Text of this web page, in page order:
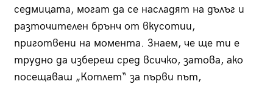
седмицата, могат да се насладят на дълъг и
разточителен брънч от вкусотии,
приготвени на момента. Знаем, че ще ти е
трудно да избереш сред всичко, затова, ако
посещаваш „Котлет“ за първи път,